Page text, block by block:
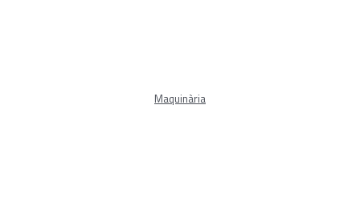
Maquinària